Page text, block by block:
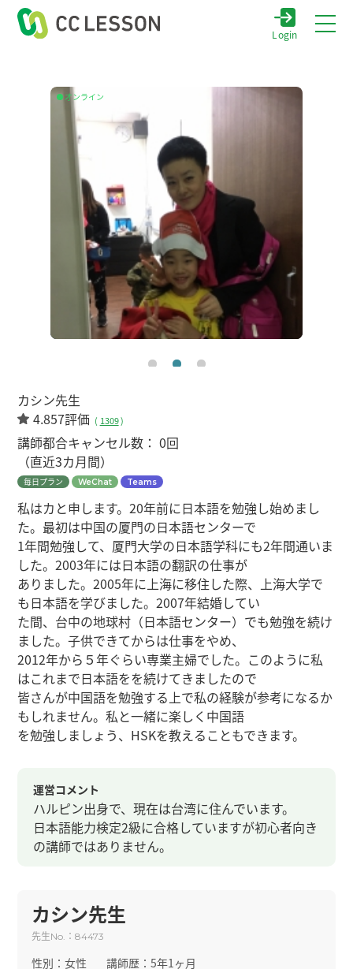
Login
オンライン
カシン先生
4.857評価 ( 1309)
講師都合キャンセル数：0回
（直近3カ月間）
毎日プラン WeChat Teams
私はカと申します。20年前に日本語を勉強し始めまし
た。最初は中国の厦門の日本語センターで
1年間勉強して、厦門大学の日本語学科にも2年間通いま
した。2003年には日本語の翻訳の仕事が
ありました。2005年に上海に移住した際、上海大学で
も日本語を学びました。2007年結婚してい
た間、台中の地球村（日本語センター）でも勉強を続け
ました。子供できてからは仕事をやめ、
2012年から５年ぐらい専業主婦でした。このように私
はこれまで日本語をを続けてきましたので
皆さんが中国語を勉強する上で私の経験が参考になるか
もしれません。私と一緒に楽しく中国語
を勉強しましょう、HSKを教えることもできます。
運営コメント
ハルピン出身で、現在は台湾に住んでいます。
日本語能力検定2級に合格していますが初心者向き
の講師ではありません。
カシン先生
先生No. ：84473
性別：女性 講師歴：5年1ヶ月